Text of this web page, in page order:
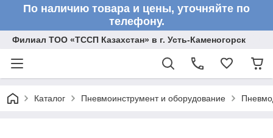
По наличию товара и цены, уточняйте по
телефону.
Филиал ТОО «ТССП Казахстан» в г. Усть-Каменогорск
Каталог Пневмоинструмент и оборудование